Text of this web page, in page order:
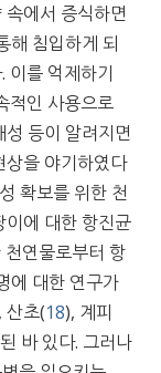
에서 증식하면
해 침입하게 되
이를 억제하기
적인 사용으로
등이 알려지면
상을 야기하였다
확보를 위한 천
이에 대한 항진균
연물로부터 항
에 대한 연구가
산초(18), 계피
바 있다. 그러나